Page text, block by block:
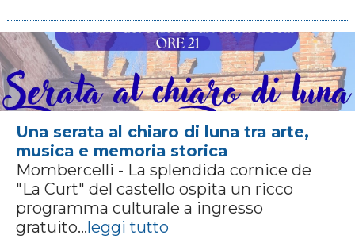
Una serata al chiaro di luna tra arte,
musica e memoria storica
Mombercelli - La splendida cornice de
"La Curt" del castello ospita un ricco
programma culturale a ingresso
gratuito...leggi tutto